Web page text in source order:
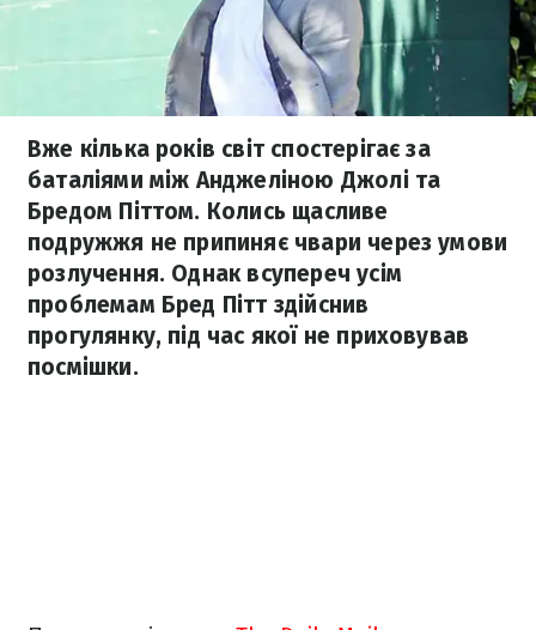
Вже кілька років світ спостерігає за
баталіями між Анджеліною Джолі та
Бредом Піттом. Колись щасливе
подружжя не припиняє чвари через умови
розлучення. Однак всупереч усім
проблемам Бред Пітт здійснив
прогулянку, під час якої не приховував
посмішки.